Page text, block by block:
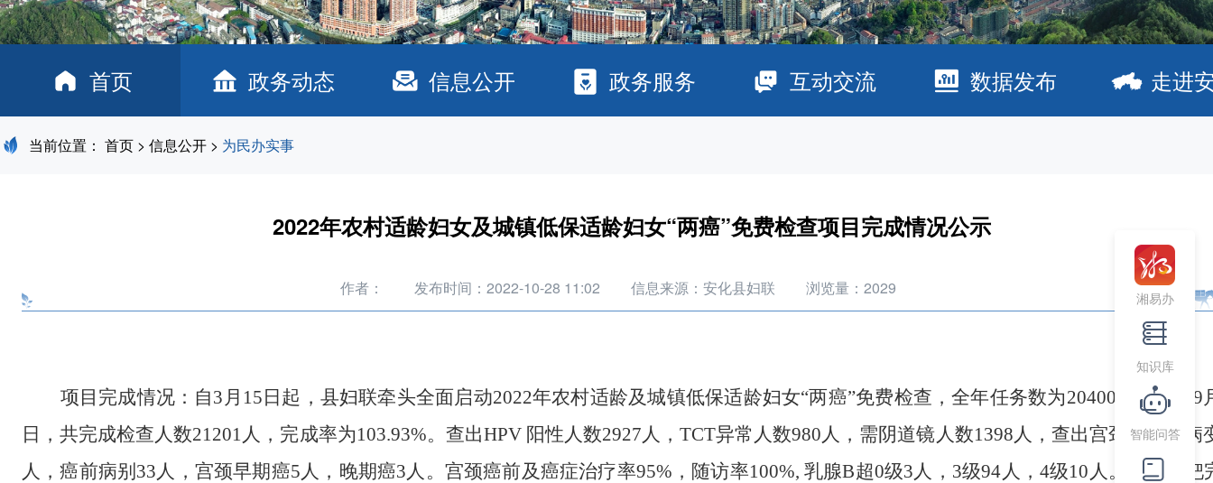
首页 政务动态 信息公开 政务服务 互动交流 数据发布 走进
当前位置： 首页 > 信息公开 > 为民办实事
2022年农村适龄妇女及城镇低保适龄妇女“两癌”免费检查项目完成情况公示
作者： 发布时间：2022-10-28 11:02 信息来源：安化县妇联 浏览量： 2029
项目完成情况： 自3 月 15 日起，县妇联牵头全面启动2022年农村适龄及城镇低保适龄妇女“两癌”免费检查，全年任务数为20400 ，截至 9
日，共完成检查人数21201人， 完成率为103.93%。查出HPV 阳性人数2927人，TCT异常人数980人，需阴道镜人数1398人，查出宫颈低级别病
人，癌前病别33人，宫颈早期癌5人，晚期癌3人。宫颈癌前及癌症治疗率95%，随访率100%, 乳腺B超0级3人，3级94人，4级10人。乳腺钼钯
湘易办
知识库
智能问答